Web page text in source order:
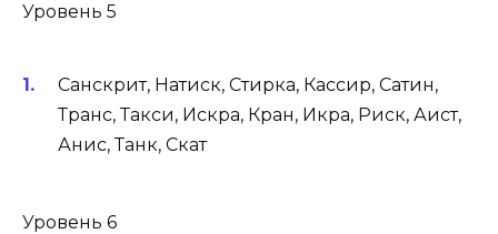
Уровень 5
Санскрит, Натиск, Стирка, Кассир, Сатин,
Транс, Такси, Искра, Кран, Икра, Риск, Аист,
Анис, Танк, Скат
Уровень 6